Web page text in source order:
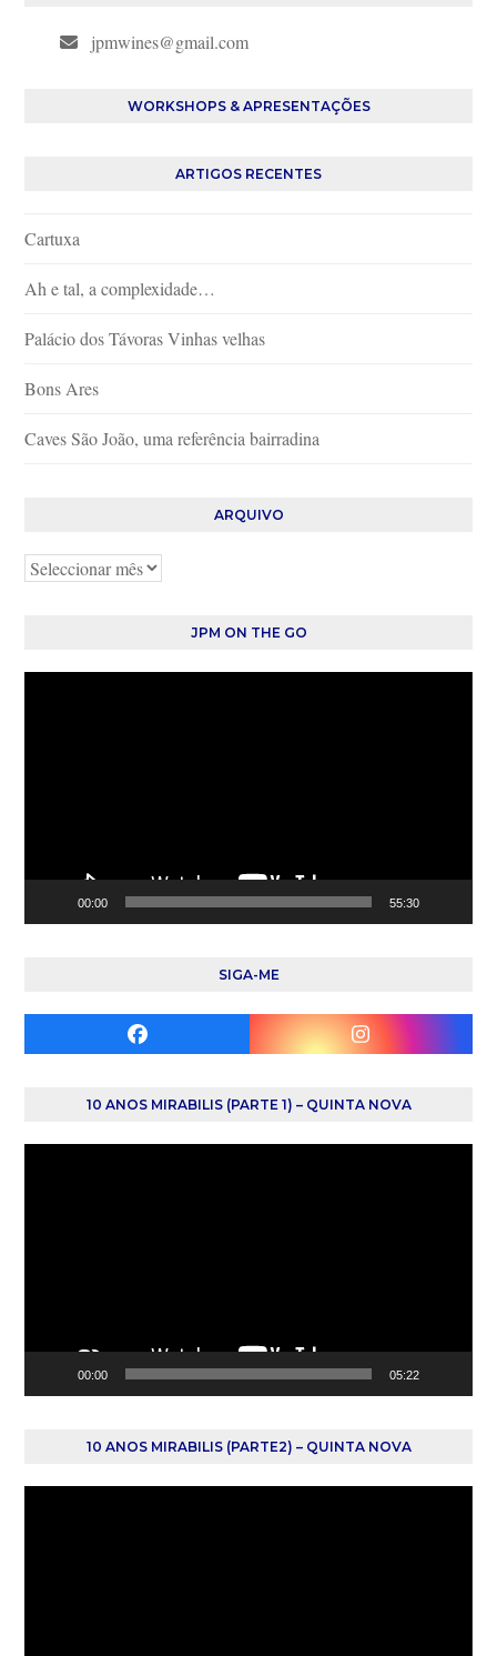
jpmwines@gmail.com
WORKSHOPS & APRESENTAÇÕES
ARTIGOS RECENTES
Cartuxa
Ah e tal, a complexidade…
Palácio dos Távoras Vinhas velhas
Bons Ares
Caves São João, uma referência bairradina
ARQUIVO
Arquivo
JPM ON THE GO
00:00 55:30
SIGA-ME
Facebook Instagram
10 ANOS MIRABILIS (PARTE 1) – QUINTA NOVA
00:00 05:22
10 ANOS MIRABILIS (PARTE2) – QUINTA NOVA